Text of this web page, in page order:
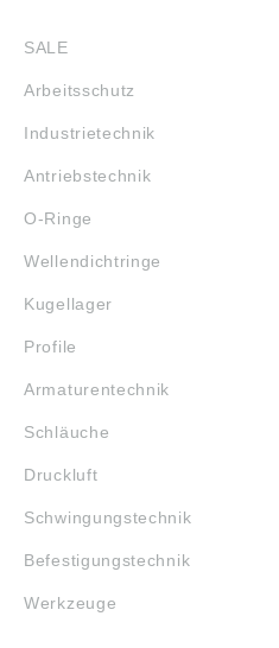
SALE
Arbeitsschutz
Industrietechnik
Antriebstechnik
O-Ringe
Wellendichtringe
Kugellager
Profile
Armaturentechnik
Schläuche
Druckluft
Schwingungstechnik
Befestigungstechnik
Werkzeuge